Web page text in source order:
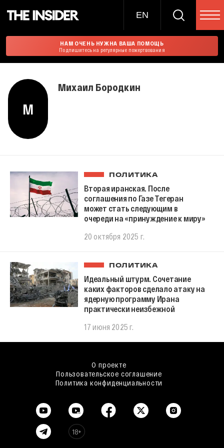
EN
НАМ ОЧЕНЬ НУЖНА ВАША ПОМОЩЬ
Подпишитесь на регулярные пожертвования
М
Михаил Бородкин
ПОЛИТИКА
Вторая иранская. После
соглашения по Газе Тегеран
может стать следующим в
очереди на «принуждение к миру»
20 октября 2025 г.
ПОЛИТИКА
Идеальный штурм. Сочетание
каких факторов сделало атаку на
ядерную программу Ирана
практически неизбежной
17 июня 2025 г.
О проекте
Пользовательское соглашение
Политика конфиденциальности
18+